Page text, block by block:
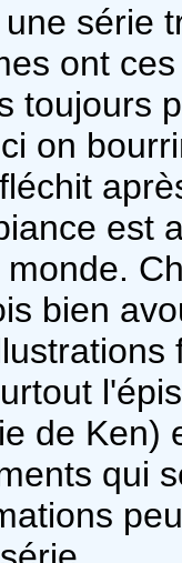
série
ont
toujours
on
est
bien
de Ken)
qui